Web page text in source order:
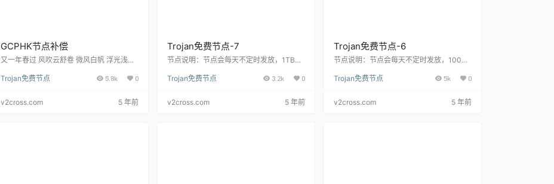
GCPHK节点补偿
又一年春过 风吹云舒卷 微风白帆 浮光浅浅
颜 我愿浪迹于青山外 不问今昔何年 也曾眷
流唯少年 将白驹轻踏 寻山海作诗篇 醉花间
几回梦中忆风月 新筹却将晚 与店家借个酒
Trojan免费节点 5.8k 0
v2cross.com 5 年前
Trojan免费节点-7
节点说明：节点会每天不定时发放，1TB流
通过下载Trojan 客户端扫描二维码或者直接
描二维码 复制Trojan链接 trojan://
v2cross.
com@los.globaldownload.tk
:443 Trojan
Trojan免费节点 3.2k 0
v2cross.com 5 年前
Trojan免费节点-6
节点说明：节点会每天不定时发放，100G
以通过下载Trojan 客户端扫描二维码或者直
使用哦。 扫描二维码 复制Trojan链接 troja
n://v2cross.com@pro.globaldownload.tk:
Trojan免费节点 5k 0
v2cross.com 5 年前